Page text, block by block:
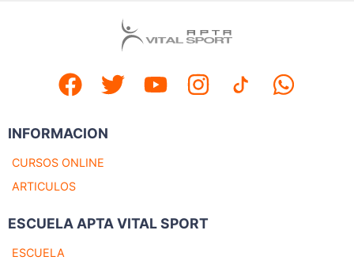
INFORMACION
CURSOS ONLINE
ARTICULOS
ESCUELA APTA VITAL SPORT
ESCUELA